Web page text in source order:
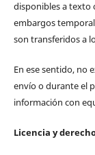
disponibles a texto
embargos
son transferidos a
En ese sentido, no
envío o durante el
información con
Licencia y